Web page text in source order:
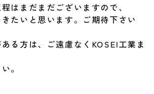
はまだまだございますので、
たいと思います。ご期待下さい
る方は、ご遠慮なくKOSEI工業ま
。